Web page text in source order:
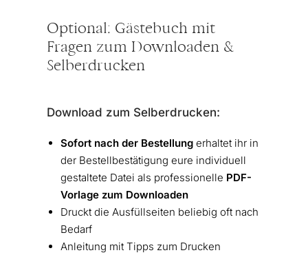
Optional: Gästebuch mit
Fragen zum Downloaden &
Selberdrucken
Download zum Selberdrucken:
Sofort nach der Bestellungerhaltet ihr in
der Bestellbestätigung eure individuell
gestaltete Datei als professionelle PDF-
Vorlage zum Downloaden
Druckt die Ausfüllseiten beliebig oft nach
Bedarf
Anleitung mit Tipps zum Drucken